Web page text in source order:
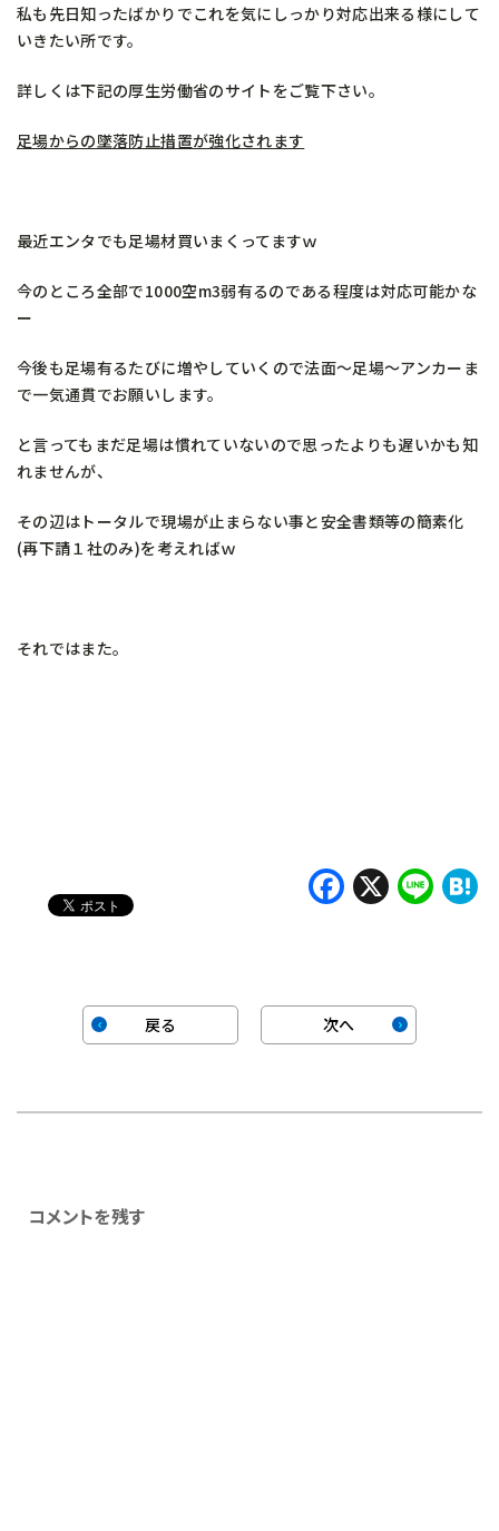
私も先日知ったばかりでこれを気にしっかり対応出来る様にして
いきたい所です。
詳しくは下記の厚生労働省のサイトをご覧下さい。
足場からの墜落防止措置が強化されます
最近エンタでも足場材買いまくってますｗ
今のところ全部で1000空m3弱有るのである程度は対応可能かな
ー
今後も足場有るたびに増やしていくので法面～足場～アンカーま
で一気通貫でお願いします。
と言ってもまだ足場は慣れていないので思ったよりも遅いかも知
れませんが、
その辺はトータルで現場が止まらない事と安全書類等の簡素化
(再下請１社のみ)を考えればｗ
それではまた。
X
戻る 次へ
コメントを残す